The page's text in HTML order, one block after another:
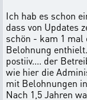
Ich hab es schon
dass von Updates
schön - kam 1 mal
Belohnung
postiiv.... der
wie hier die
mit Belohnungen
Nach 1,5 Jahren